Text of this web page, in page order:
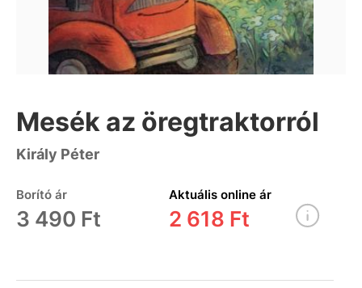
Mesék az öregtraktorról
Király Péter
Borító ár
3 490 Ft
Aktuális online ár
2 618 Ft